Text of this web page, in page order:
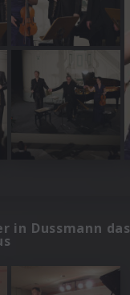
in Dussmann das